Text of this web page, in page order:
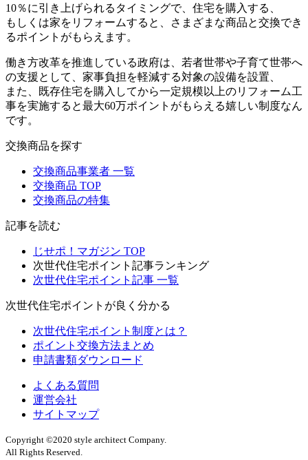
10％に引き上げられるタイミングで、住宅を購入する、
もしくは家をリフォームすると、さまざまな商品と交換でき
るポイントがもらえます。
働き方改革を推進している政府は、若者世帯や子育て世帯へ
の支援として、家事負担を軽減する対象の設備を設置、
また、既存住宅を購入してから一定規模以上のリフォーム工
事を実施すると最大60万ポイントがもらえる嬉しい制度なん
です。
交換商品を探す
交換商品事業者 一覧
交換商品 TOP
交換商品の特集
記事を読む
じせポ！マガジン TOP
次世代住宅ポイント記事ランキング
次世代住宅ポイント記事 一覧
次世代住宅ポイントが良く分かる
次世代住宅ポイント制度とは？
ポイント交換方法まとめ
申請書類ダウンロード
よくある質問
運営会社
サイトマップ
Copyright ©2020 style architect Company.
All Rights Reserved.